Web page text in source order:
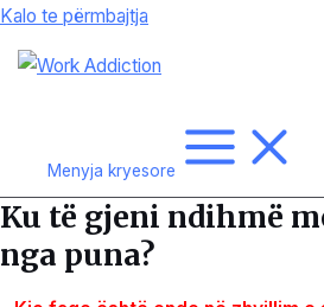
Kalo te përmbajtja
Menyja kryesore
Ku të gjeni ndihmë
nga puna?